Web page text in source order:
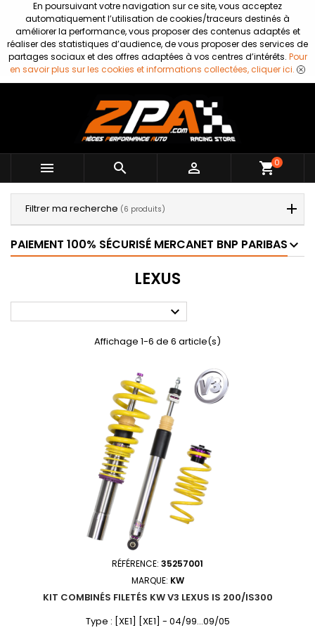
En poursuivant votre navigation sur ce site, vous acceptez
automatiquement l’utilisation de cookies/traceurs destinés à
améliorer la performance, vous proposer des contenus adaptés et
réaliser des statistiques d’audience, de vous proposer des services de
partages sociaux et des offres adaptées à vos centres d’intérêts. Pour
en savoir plus sur les cookies et informations collectées, cliquer ici.
   shopping_cart0
Filtrer ma recherche (6 produits)
PAIEMENT 100% SÉCURISÉ MERCANET BNP PARIBAS
LEXUS

Affichage 1-6 de 6 article(s)
RÉFÉRENCE: 35257001
MARQUE: KW
KIT COMBINÉS FILETÉS KW V3 LEXUS IS 200/IS300
Type : [XE1] [XE1] - 04/99...09/05